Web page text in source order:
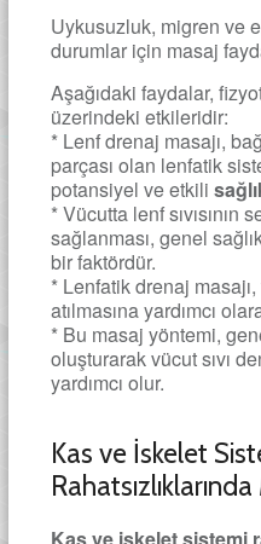
Uykusuzluk, migren ve
durumlar için masaj
Aşağıdaki faydalar,
üzerindeki etkileridir:
* Lenf drenaj masajı,
parçası olan lenfatik
potansiyel ve etkili
* Vücutta lenf sıvısının
sağlanması, genel
bir faktördür.
* Lenfatik drenaj
atılmasına yardımcı
* Bu masaj yöntemi,
oluşturarak vücut sıvı
yardımcı olur.
Kas ve İskelet